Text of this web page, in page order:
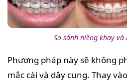
So sánh niềng khay và
Phương pháp này sẽ không
mắc cài và dây cung. Thay